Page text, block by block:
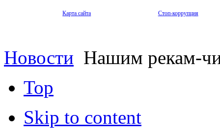
Карта сайта Стоп-коррупция
Новости Нашим рекам-
Top
Skip to content